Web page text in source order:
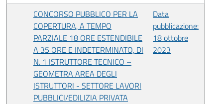
CONCORSO PUBBLICO PER LA
COPERTURA, A TEMPO
PARZIALE 18 ORE ESTENDIBILE
A 35 ORE E INDETERMINATO, DI
N. 1 ISTRUTTORE TECNICO –
GEOMETRA AREA DEGLI
ISTRUTTORI - SETTORE LAVORI
PUBBLICI/EDILIZIA PRIVATA
Data
pubblicazione:
18 ottobre
2023